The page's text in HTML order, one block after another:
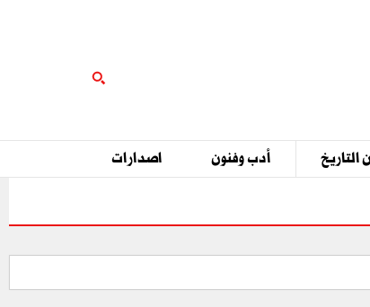
التاريخ أدب وفنون اصدارات